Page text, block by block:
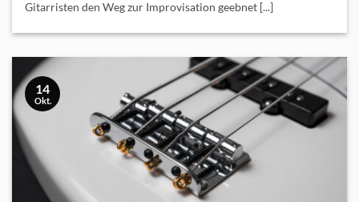
Gitarristen den Weg zur Improvisation geebnet [...]
14
Okt.